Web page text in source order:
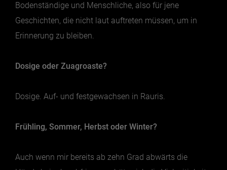
KATEGORIEN
Outdoor & Sport
Nachhaltigkeit
Brauchtum
Bodenständige und Menschliche, also für jene
Geschichten, die nicht laut auftreten müssen, um in
Erinnerung zu bleiben.
Dosige oder Zuagroaste?
Dosige. Auf- und festgewachsen in Rauris.
Frühling, Sommer, Herbst oder Winter?
Auch wenn mir bereits ab zehn Grad abwärts die